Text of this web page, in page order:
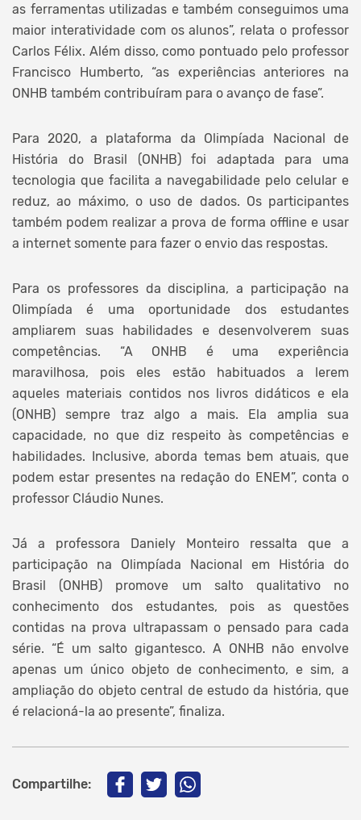
as ferramentas utilizadas e também conseguimos uma
maior interatividade com os alunos”, relata o professor
Carlos Félix. Além disso, como pontuado pelo professor
Francisco Humberto, “as experiências anteriores na
ONHB também contribuíram para o avanço de fase”.
Para 2020, a plataforma da Olimpíada Nacional de
História do Brasil (ONHB) foi adaptada para uma
tecnologia que facilita a navegabilidade pelo celular e
reduz, ao máximo, o uso de dados. Os participantes
também podem realizar a prova de forma offline e usar
a internet somente para fazer o envio das respostas.
Para os professores da disciplina, a participação na
Olimpíada é uma oportunidade dos estudantes
ampliarem suas habilidades e desenvolverem suas
competências. “A ONHB é uma experiência
maravilhosa, pois eles estão habituados a lerem
aqueles materiais contidos nos livros didáticos e ela
(ONHB) sempre traz algo a mais. Ela amplia sua
capacidade, no que diz respeito às competências e
habilidades. Inclusive, aborda temas bem atuais, que
podem estar presentes na redação do ENEM”, conta o
professor Cláudio Nunes.
Já a professora Daniely Monteiro ressalta que a
participação na Olimpíada Nacional em História do
Brasil (ONHB) promove um salto qualitativo no
conhecimento dos estudantes, pois as questões
contidas na prova ultrapassam o pensado para cada
série. “É um salto gigantesco. A ONHB não envolve
apenas um único objeto de conhecimento, e sim, a
ampliação do objeto central de estudo da história, que
é relacioná-la ao presente”, finaliza.
Compartilhe: